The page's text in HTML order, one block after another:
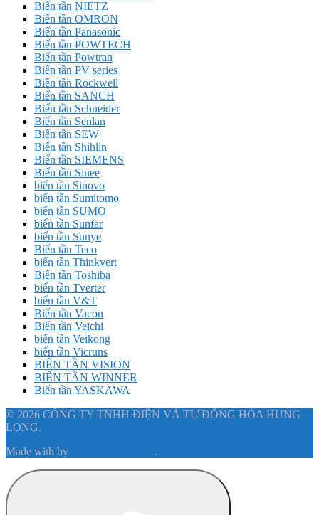
Biến tần NIETZ
Biến tần OMRON
Biến tần Panasonic
Biến tần POWTECH
Biến tần Powtran
Biến tần PV series
Biến tần Rockwell
Biến tần SANCH
Biến tần Schneider
Biến tần Senlan
Biến tần SEW
Biến tần Shihlin
Biến tần SIEMENS
Biến tần Sinee
biến tần Sinovo
biến tần Sumitomo
biến tần SUMO
biến tần Sunfar
biến tần Sunye
Biến tần Teco
biến tần Thinkvert
Biến tần Toshiba
biến tần Tverter
biến tần V&T
Biến tần Vacon
Biến tần Veichi
biến tần Veikong
biến tần Vicruns
BIẾN TẦN VISION
BIẾN TẦN WINNER
Biến tần YASKAWA
© 2026 CÔNG TY TNHH ĐIỆN VÀ TỰ ĐỘNG HÓA HƯNG
LONG.
Made with by .